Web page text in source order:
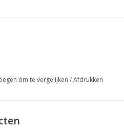
om te vergelijken /Afdrukken